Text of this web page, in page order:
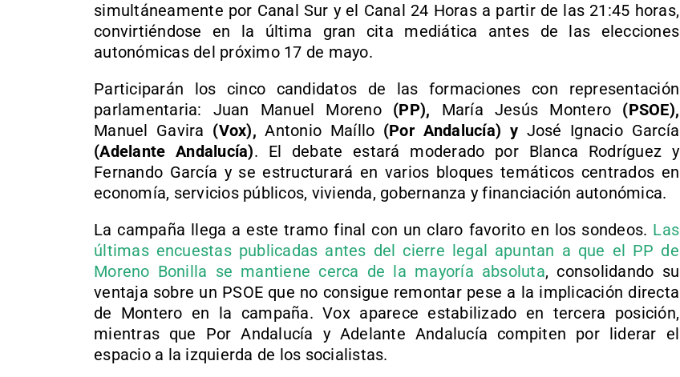
simultáneamente por Canal Sur y el Canal 24 Horasa partir de las 21:45 horas,
convirtiéndose en la última gran cita mediática antes de las elecciones
autonómicas del próximo 17 de mayo.
Participarán los cinco candidatos de las formaciones con representación
parlamentaria: Juan Manuel Moreno(PP), María Jesús Montero (PSOE),
Manuel Gavira (Vox),Antonio Maíllo (Por Andalucía) y José Ignacio García
(Adelante Andalucía). El debate estará moderado por Blanca Rodríguez y
Fernando García y se estructurará en varios bloques temáticos centrados en
economía, servicios públicos, vivienda, gobernanza y financiación autonómica.
La campaña llega a este tramo final con un claro favorito en los sondeos. Las
últimas encuestas publicadas antes del cierre legal apuntan a que el PP de
Moreno Bonilla se mantiene cerca de la mayoría absoluta, consolidando su
ventaja sobre un PSOE que no consigue remontar pese a la implicación directa
de Montero en la campaña. Vox aparece estabilizado en tercera posición,
mientras que Por Andalucía y Adelante Andalucía compiten por liderar el
espacio a la izquierda de los socialistas.